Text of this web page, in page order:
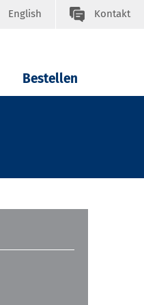
English Kontakt
Bestellen